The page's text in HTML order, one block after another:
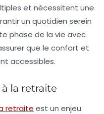
et nécessitent une
un quotidien serein
phase de la vie avec
que le confort et
accessibles.
la retraite
retraite est un enjeu